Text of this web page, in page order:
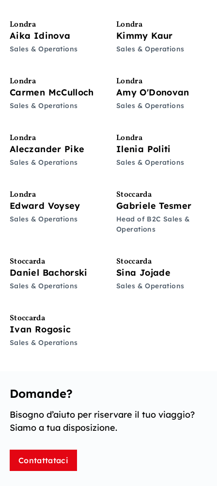
Londra
Aika Idinova
Sales & Operations
Londra
Kimmy Kaur
Sales & Operations
Londra
Carmen McCulloch
Sales & Operations
Londra
Amy O'Donovan
Sales & Operations
Londra
Aleczander Pike
Sales & Operations
Londra
Ilenia Politi
Sales & Operations
Londra
Edward Voysey
Sales & Operations
Stoccarda
Gabriele Tesmer
Head of B2C Sales &
Operations
Stoccarda
Daniel Bachorski
Sales & Operations
Stoccarda
Sina Jojade
Sales & Operations
Stoccarda
Ivan Rogosic
Sales & Operations
Domande?
Bisogno d’aiuto per riservare il tuo viaggio?
Siamo a tua disposizione.
Contattataci